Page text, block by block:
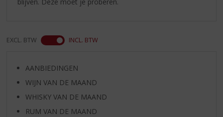
blíjven. Deze moet je proberen.
EXCL. BTW INCL. BTW
AANBIEDINGEN
WIJN VAN DE MAAND
WHISKY VAN DE MAAND
RUM VAN DE MAAND